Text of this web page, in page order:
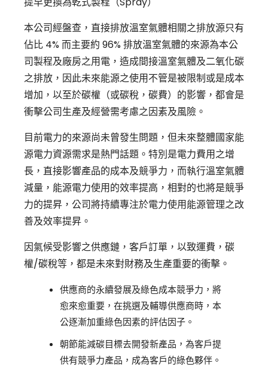
本公司經盤查，直接排放溫室氣體相關之排放源只有
佔比 4% 而主要約 96% 排放溫室氣體的來源為本公
司製程及廠房之用電，造成間接溫室氣體及二氧化碳
之排放，因此未來能源之使用不管是被限制或是成本
增加，以至於碳權（或碳稅，碳費）的影響，都會是
衝擊公司生產及經營需考慮之因素及風險。
目前電力的來源尚未曾發生問題，但未來整體國家能
源電力資源需求是熱門話題。特別是電力費用之增
長，直接影響產品的成本及競爭力，而執行溫室氣體
減量，能源電力使用的效率提高，相對的也將是競爭
力的提昇，公司將持續專注於電力使用能源管理之改
善及效率提昇。
因氣候受影響之供應鏈，客戶訂單，以致運費，碳
權/碳稅等，都是未來對財務及生產重要的衝擊。
供應商的永續發展及綠色成本競爭力，將
愈來愈重要，在挑選及輔導供應商時，本
公逐漸加重綠色因素的評估因子。
朝節能減碳目標去開發新產品，為客戶提
供有競爭力產品，成為客戶的綠色夥伴。